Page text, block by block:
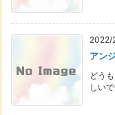
2022/
アン
どう
しい